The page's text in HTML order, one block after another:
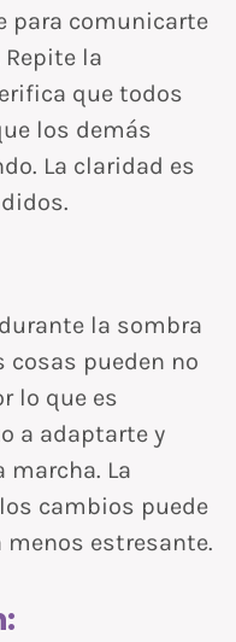
para comunicarte
la
que todos
los demás
La claridad es
la sombra
cosas pueden no
lo que es
a adaptarte y
La
cambios puede
menos estresante.